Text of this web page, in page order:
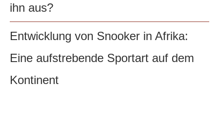
ihn aus?
Entwicklung von Snooker in Afrika:
Eine aufstrebende Sportart auf dem
Kontinent